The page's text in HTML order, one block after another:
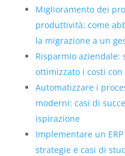
Miglioramento dei
produttività: come
la migrazione a un
Risparmio aziendale:
ottimizzato i costi
Automatizzare i
moderni: casi di
ispirazione
Implementare un
strategie e casi di